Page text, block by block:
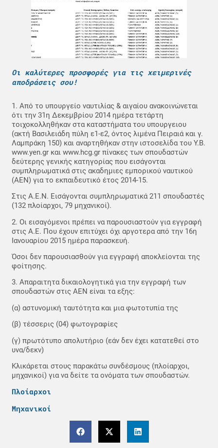
Οι καλύτερες προσφορές για τις χειμερινές
αποδράσεις σου!
1. Από το υπουργείο ναυτιλίας & αιγαίου ανακοινώνεται
ότι την 31η Δεκεμβρίου 2014 ημέρα τετάρτη
τοιχοκολληθήκαν στα καταστήματα του υπουργειου
(ακτή Βασιλειάδη πύλη ε1-ε2, όντος λιμένα Πειραιά και γ.
Λαμπράκη 150) και αναρτηθήκαν στην ιστοσελίδα του Υ.Β.
www.yen.gr και www.hcg.gr πίνακες των σπουδαστών
δεύτερης γενικής κατηγορίας που εισάγονται
συμπληρωματικά στις ακαδημιες εμπορικού ναυτικού
(ΑΕΝ) για το εκπαιδευτικό έτος 2014-15.
Στις Α.Ε.Ν. Εισάγονται συμπληρωματικά 211 σπουδαστές
(132 πλοίαρχοι, 79 μηχανικοί).
2. Οι εισαγόμενοι πρέπει να παρουσιαστούν για εγγραφή
στις Α.Ε. Που έχουν επιτύχει όχι αργοτερα από την 16η
Ιανουαρίου 2015 ημέρα παρασκευή.
Όσοι δεν παρουσιασθούν για εγγραφή αποκλείονται της
φοίτησης.
3. Απαραιτητα δικαιολογητικά για την εγγραφή των
σπουδαστών στις ΑΕΝ είναι τα εξης:
(α) αστυνομική ταυτότητα και μια φωτοτυπία της
(β) τέσσερις (04) φωτογραφίες
(γ) πρωτότυπο απολυτήριο (εάν δεν έχει κατατεθεί στο
υνα/δεκν)
Κλικάρεται στους παρακάτω συνδέσμους (πλοίαρχοι,
μηχανικοί) για να δείτε τα ονόματα των σπουδαστών.
Πλοίαρχοι
Μηχανικοί